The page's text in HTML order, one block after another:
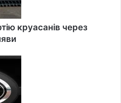
круасанів через